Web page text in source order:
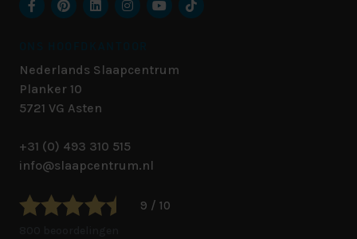
Nederlands Slaapcentrum
Planker 10
5721 VG Asten
+31 (0) 493 310 515
info@slaapcentrum.nl
9 / 10